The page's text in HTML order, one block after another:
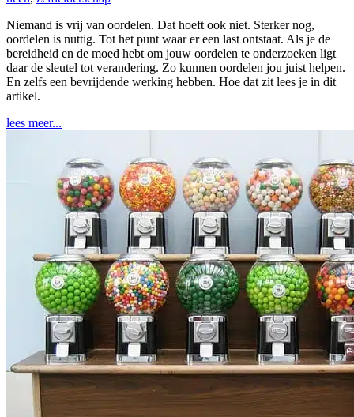
Niemand is vrij van oordelen. Dat hoeft ook niet. Sterker nog,
oordelen is nuttig. Tot het punt waar er een last ontstaat. Als je de
bereidheid en de moed hebt om jouw oordelen te onderzoeken ligt
daar de sleutel tot verandering. Zo kunnen oordelen jou juist helpen.
En zelfs een bevrijdende werking hebben. Hoe dat zit lees je in dit
artikel.
lees meer...